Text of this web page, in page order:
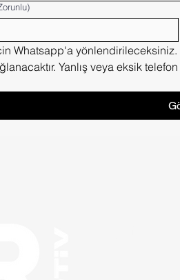
Whatsapp'a
Yanlış veya eksik telefon